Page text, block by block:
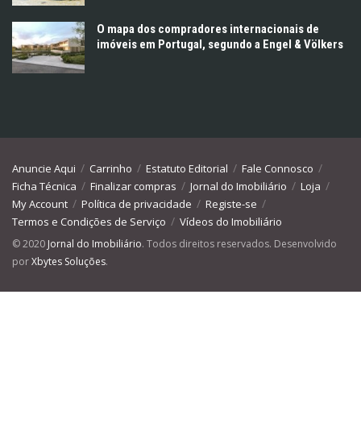
O mapa dos compradores internacionais de
imóveis em Portugal, segundo a Engel & Völkers
Anuncie Aqui Carrinho Estatuto Editorial
Fale Connosco
Ficha Técnica
Finalizar compras Jornal do Imobiliário
Loja
My Account
Política de privacidade
Registe-se
Termos e Condições de Serviço
Vídeos do Imobiliário
© 2020 Jornal do Imobiliário. Todos direitos reservados. Desenvolvido
porXbytes Soluções.